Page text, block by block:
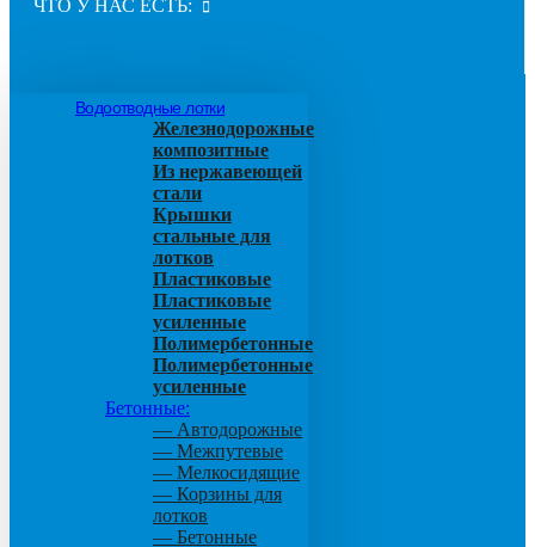
ЧТО У НАС ЕСТЬ:
Водоотводные лотки
Железнодорожные
композитные
Из нержавеющей
стали
Крышки
стальные для
лотков
Пластиковые
Пластиковые
усиленные
Полимербетонные
Полимербетонные
усиленные
Бетонные:
— Автодорожные
— Межпутевые
— Мелкосидящие
— Корзины для
лотков
— Бетонные